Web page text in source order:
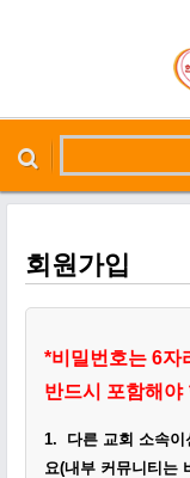
메뉴 건너뛰기
본문시작
회원가입
*비밀번호는 6자
반드시 포함해야
1. 다른 교회 소속
요(내부 커뮤니티는